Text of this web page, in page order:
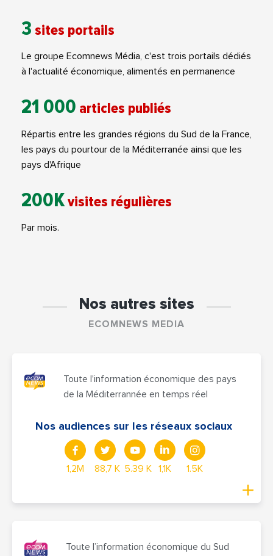
3 sites portails
Le groupe Ecomnews Média, c'est trois portails dédiés
à l'actualité économique, alimentés en permanence
21 000 articles publiés
Répartis entre les grandes régions du Sud de la France,
les pays du pourtour de la Méditerranée ainsi que les
pays d'Afrique
200Kvisites régulières
Par mois.
Nos autres sites
ECOMNEWS MEDIA
Toute l'information économique des pays
de la Méditerrannée en temps réel
Nos audiences sur les réseaux sociaux
1,2M 88,7 K 5.39 K 1,1K 1.5K
Toute l’information économique du Sud